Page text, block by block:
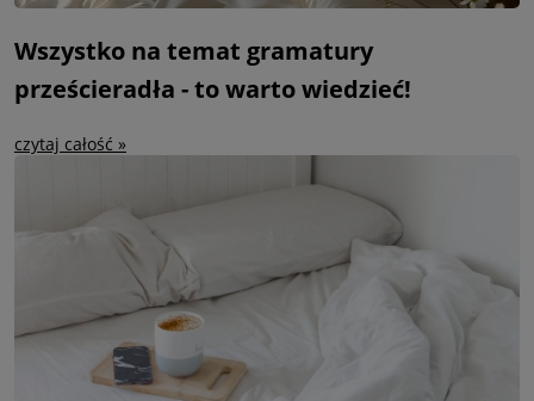
Wszystko na temat gramatury
prześcieradła - to warto wiedzieć!
czytaj całość »